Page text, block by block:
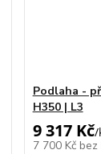
Podlaha -
H350 | L3
9 317 Kč/
7 700 Kč bez